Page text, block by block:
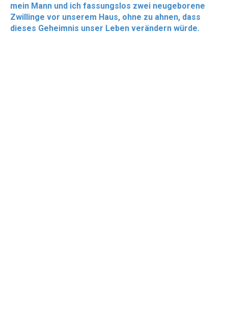
mein Mann und ich fassungslos zwei neugeborene
Zwillinge vor unserem Haus, ohne zu ahnen, dass
dieses Geheimnis unser Leben verändern würde.